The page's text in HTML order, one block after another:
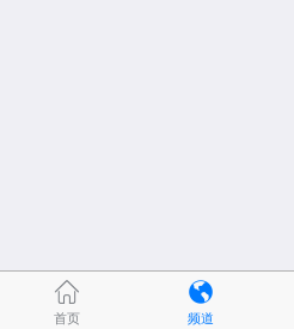
首页 频道